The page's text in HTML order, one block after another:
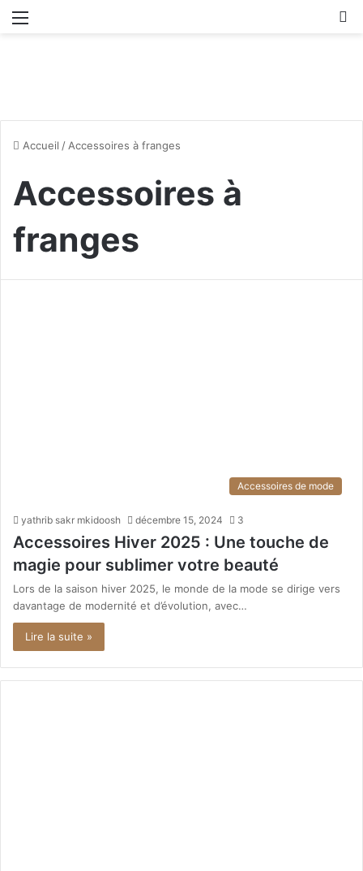
Accueil /Accessoires à franges
Accessoires à
franges
Accessoires de mode
yathrib sakr mkidoosh décembre 15, 2024 3
Accessoires Hiver 2025 : Une touche de
magie pour sublimer votre beauté
Lors de la saison hiver 2025, le monde de la mode se dirige vers
davantage de modernité et d’évolution, avec…
Lire la suite »